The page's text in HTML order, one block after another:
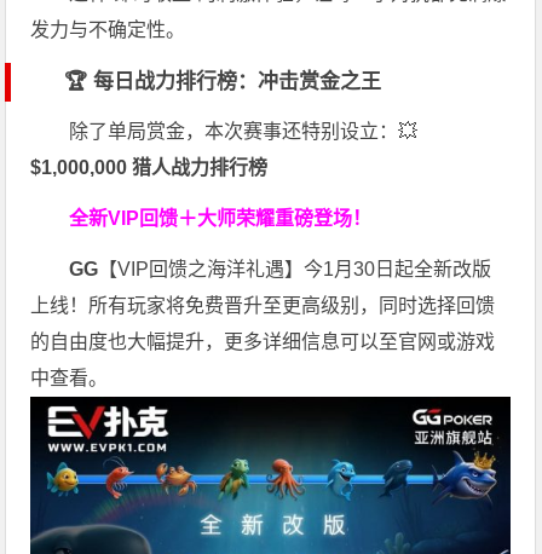
发力与不确定性。
🏆 每日战力排行榜：冲击赏金之王
除了单局赏金，本次赛事还特别设立：💥
$1,000,000 猎人战力排行榜
全新VIP回馈＋大师荣耀重磅登场！
GG 【VIP回馈之海洋礼遇】今1月30日起全新改版
上线！所有玩家将免费晋升至更高级别，同时选择回馈
的自由度也大幅提升，更多详细信息可以至官网或游戏
中查看。